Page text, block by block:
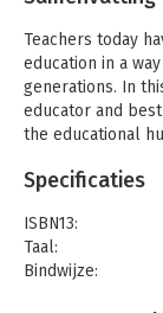
Teachers today
education in a
generations. In
educator and
the educational
schools
This book will
- Reflect on the
on student
Specificaties
ISBN13:
Taal:
Bindwijze: